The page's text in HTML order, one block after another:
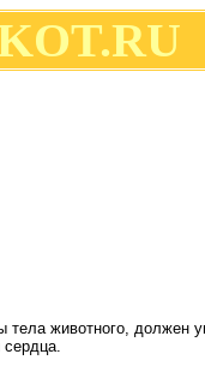
животного, должен
сердца.